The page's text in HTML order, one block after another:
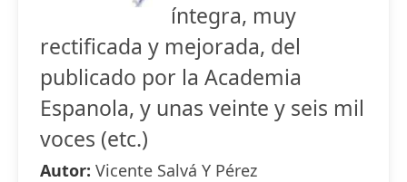
íntegra, muy
rectificada y mejorada, del
publicado por la Academia
Espanola, y unas veinte y seis mil
voces (etc.)
Autor: Vicente Salvá Y Pérez